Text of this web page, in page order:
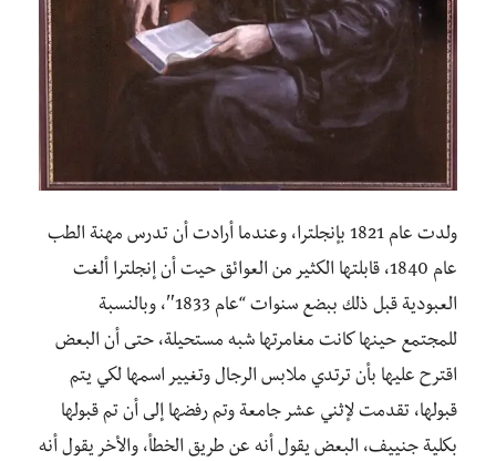
ولدت عام 1821 بإنجلترا، وعندما أرادت أن تدرس مهنة الطب
عام 1840، قابلتها الكثير من العوائق حيت أن إنجلترا ألغت
العبودية قبل ذلك ببضع سنوات “عام 1833″، وبالنسبة
للمجتمع حينها كانت مغامرتها شبه مستحيلة، حتى أن البعض
اقترح عليها بأن ترتدي ملابس الرجال وتغيير اسمها لكي يتم
قبولها، تقدمت لإثني عشر جامعة وتم رفضها إلى أن تم قبولها
بكلية جنييف، البعض يقول أنه عن طريق الخطأ، والأخر يقول أنه